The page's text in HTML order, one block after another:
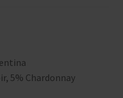
5% Chardonnay